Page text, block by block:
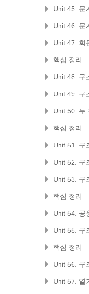
Unit 45. 문
Unit 46. 문
Unit 47. 회
핵심 정리
Unit 48. 구
Unit 49. 구
Unit 50. 두
핵심 정리
Unit 51. 구
Unit 52. 구
Unit 53. 구
핵심 정리
Unit 54. 공
Unit 55. 구
핵심 정리
Unit 56. 구
Unit 57. 열